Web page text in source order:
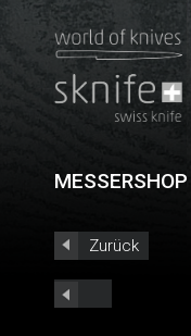
MESSERSHOP
Zurück